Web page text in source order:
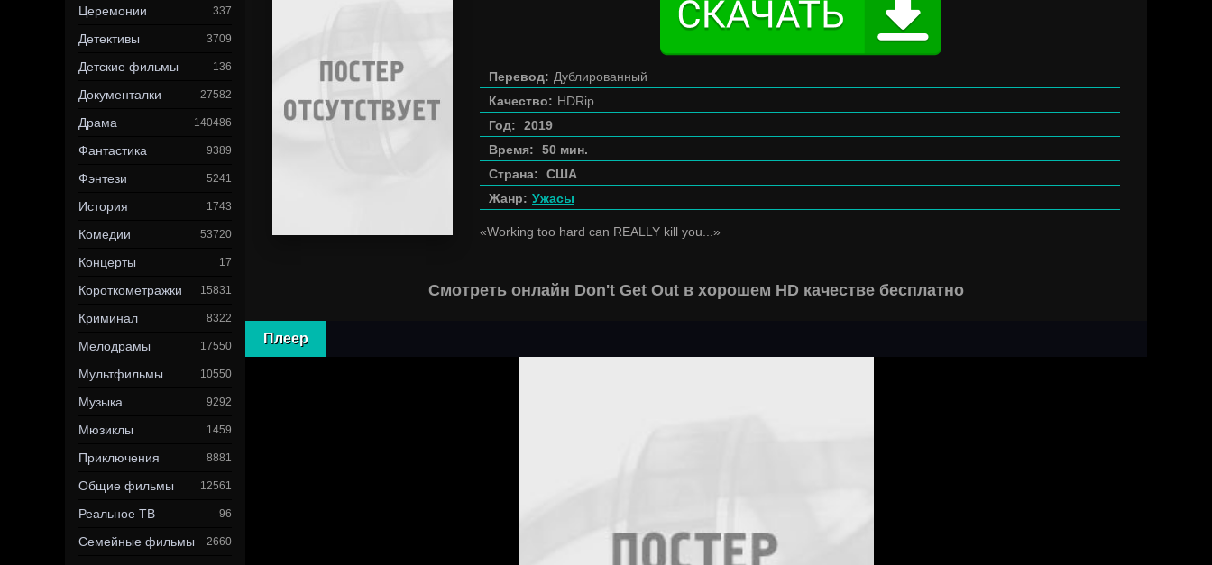
Церемонии 337
Детективы 3709
Детские фильмы 136
Документалки 27582
Драма 140486
Фантастика 9389
Фэнтези 5241
История 1743
Комедии 53720
Концерты 17
Короткометражки 15831
Криминал 8322
Мелодрамы 17550
Мультфильмы 10550
Музыка 9292
Мюзиклы 1459
Приключения 8881
Общие фильмы 12561
Реальное ТВ 96
Семейные фильмы 2660
Перевод: Дублированный
Качество: HDRip
Год:
2019
Время:
50 мин.
Страна:
США
Жанр: Ужасы
«Working too hard can REALLY kill you...»
Смотреть онлайн Don't Get Out в хорошем HD качестве бесплатно
Плеер